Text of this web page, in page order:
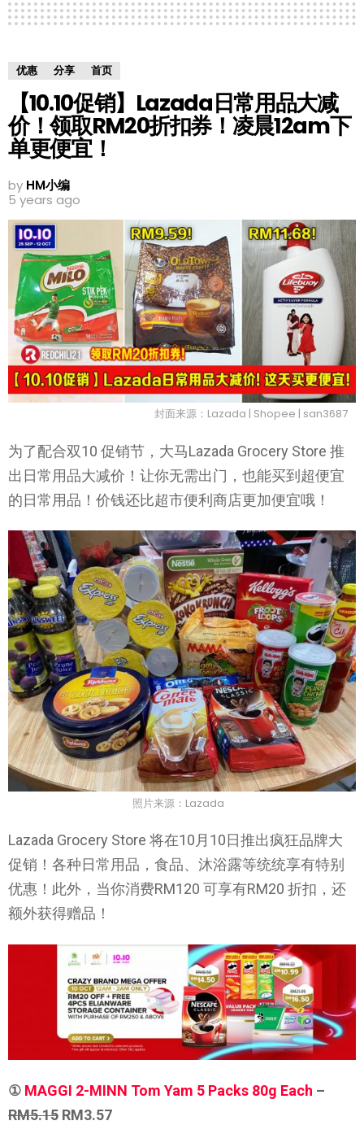
优惠 分享 首页
【10.10促销】Lazada日常用品大减
价！领取RM20折扣券！凌晨12am下
单更便宜！
by HM小编
5 years ago
封面来源：Lazada | Shopee | san3687
为了配合双10 促销节，大马Lazada Grocery Store 推
出日常用品大减价！让你无需出门，也能买到超便宜
的日常用品！价钱还比超市便利商店更加便宜哦！
照片来源：Lazada
Lazada Grocery Store 将在10月10日推出疯狂品牌大
促销！各种日常用品，食品、沐浴露等统统享有特别
优惠！此外，当你消费RM120 可享有RM20 折扣，还
额外获得赠品！
① MAGGI 2-MINN Tom Yam 5 Packs 80g Each –
RM5.15 RM3.57